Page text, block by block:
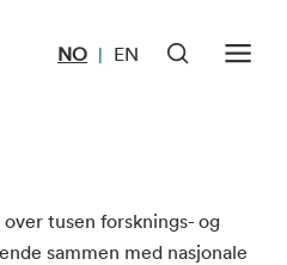
NO | EN
tusen forsknings- og
sammen med nasjonale